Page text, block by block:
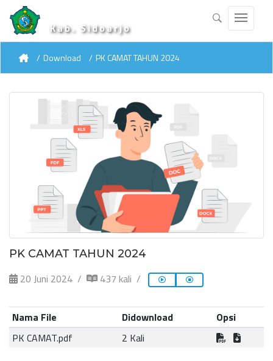
Kab. Sidoarjo
Download PK CAMAT TAHUN 2024
PK CAMAT TAHUN 2024
20 Juni 2024 437 kali
Nama File Didownload
Opsi
PK CAMAT.pdf
2 Kali